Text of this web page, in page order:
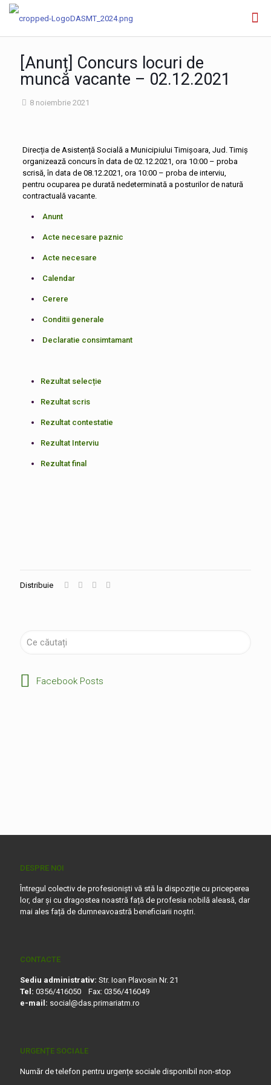
[Anunț] Concurs locuri de
muncă vacante – 02.12.2021
8 noiembrie 2021
Direcția de Asistență Socială a Municipiului Timișoara, Jud. Timiș
organizează concurs în data de 02.12.2021, ora 10:00 – proba
scrisă, în data de 08.12.2021, ora 10:00 – proba de interviu,
pentru ocuparea pe durată nedeterminată a posturilor de natură
contractuală vacante.
Anunt
Acte necesare paznic
Acte necesare
Calendar
Cerere
Conditii generale
Declaratie consimtamant
Rezultat selecție
Rezultat scris
Rezultat contestatie
Rezultat Interviu
Rezultat final
Distribuie
Facebook Posts
DESPRE NOI
Întregul colectiv de profesioniști vă stă la dispoziție cu priceperea
lor, dar și cu dragostea noastră față de profesia nobilă aleasă, dar
mai ales față de dumneavoastră beneficiarii noștri.
CONTACTE
Sediu administrativ: Str. Ioan Plavosin Nr. 21
Tel: 0356/416050 Fax: 0356/416049
e-mail: social@das.primariatm.ro
URGENȚE SOCIALE
Număr de telefon pentru urgențe sociale disponibil non-stop